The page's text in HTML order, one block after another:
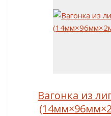
Вагонка из